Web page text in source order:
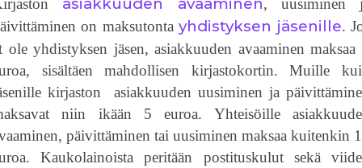
, uusiminen
on maksutontayhdistyksen jäsenille.
ole yhdistyksen jäsen, asiakkuuden avaaminen maksaa
sisältäen mahdollisen kirjastokortin. Muille
kirjaston asiakkuuden uusiminen ja
niin ikään 5 euroa. Yhteisöille
päivittäminen tai uusiminen maksaa kuitenkin
Kaukolainoista peritään postituskulut sekä